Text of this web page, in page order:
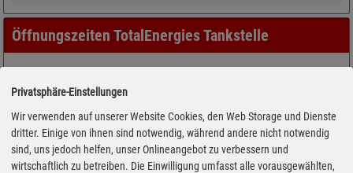
Öffnungszeiten TotalEnergies Tankstelle
Privatsphäre-Einstellungen
Wir verwenden auf unserer Website Cookies, den Web Storage und Dienste
dritter. Einige von ihnen sind notwendig, während andere nicht notwendig
sind, uns jedoch helfen, unser Onlineangebot zu verbessern und
wirtschaftlich zu betreiben. Die Einwilligung umfasst alle vorausgewählten,